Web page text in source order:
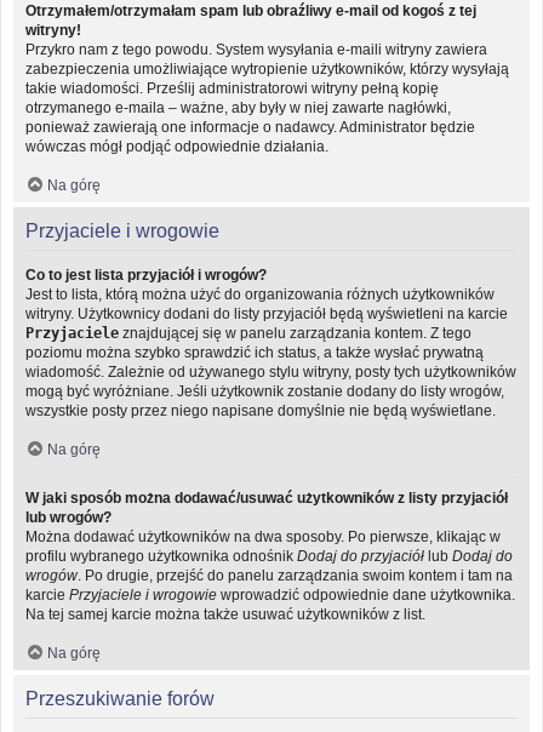
Otrzymałem/otrzymałam spam lub obraźliwy e-mail od kogoś z tej
witryny!
Przykro nam z tego powodu. System wysyłania e-maili witryny zawiera
zabezpieczenia umożliwiające wytropienie użytkowników, którzy wysyłają
takie wiadomości. Prześlij administratorowi witryny pełną kopię
otrzymanego e-maila – ważne, aby były w niej zawarte nagłówki,
ponieważ zawierają one informacje o nadawcy. Administrator będzie
wówczas mógł podjąć odpowiednie działania.
Na górę
Przyjaciele i wrogowie
Co to jest lista przyjaciół i wrogów?
Jest to lista, którą można użyć do organizowania różnych użytkowników
witryny. Użytkownicy dodani do listy przyjaciół będą wyświetleni na karcie
Przyjaciele znajdującej się w panelu zarządzania kontem. Z tego
poziomu można szybko sprawdzić ich status, a także wysłać prywatną
wiadomość. Zależnie od używanego stylu witryny, posty tych użytkowników
mogą być wyróżniane. Jeśli użytkownik zostanie dodany do listy wrogów,
wszystkie posty przez niego napisane domyślnie nie będą wyświetlane.
Na górę
W jaki sposób można dodawać/usuwać użytkowników z listy przyjaciół
lub wrogów?
Można dodawać użytkowników na dwa sposoby. Po pierwsze, klikając w
profilu wybranego użytkownika odnośnik Dodaj do przyjaciół lub Dodaj do
wrogów . Po drugie, przejść do panelu zarządzania swoim kontem i tam na
karcie Przyjaciele i wrogowie wprowadzić odpowiednie dane użytkownika.
Na tej samej karcie można także usuwać użytkowników z list.
Na górę
Przeszukiwanie forów